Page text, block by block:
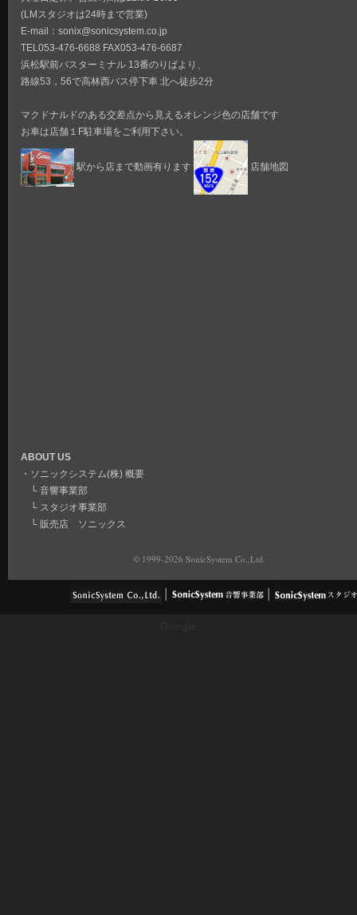
(LMスタジオは24時まで営業)
E-mail：sonix@sonicsystem.co.jp
TEL053-476-6688 FAX053-476-6687
浜松駅前バスターミナル 13番のりばより、
路線53，56で高林西バス停下車 北へ徒歩2分
マクドナルドのある交差点から見えるオレンジ色の店舗です
お車は店舗１F駐車場をご利用下さい。
駅から店まで動画有ります 店舗地図
ABOUT US
・ ソニックシステム(株) 概要
└ 音響事業部
└ スタジオ事業部
└ 販売店 ソニックス
© 1999-2026 SonicSystem Co.,Ltd.